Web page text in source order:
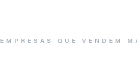
EMPRESAS QUE VENDEM